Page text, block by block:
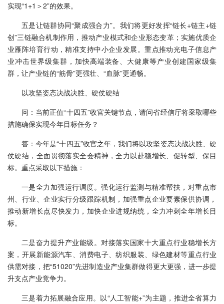
实现“1+1＞2”的效果。
五是让链群协同“聚成强合力”。我们将更好发挥“链长+链主+链
创”三链融合机制作用，推动产业模式和企业形态变革；实施优质企
业雁阵培育行动，精准支持中小企业发展。重点推动光电子信息产
业冲击世界级集群，加快高端装备、大健康等产业创建国家级集
群，让产业链的“筋骨”更强壮、“血脉”更通畅。
以攻坚姿态决战决胜、硬仗硬结
问：当前正值“十四五”收官关键节点，请问省经信厅将采取哪些
措施确保实现今年目标任务？
答：今年是“十四五”收官之年，我们将以攻坚姿态决战决胜、硬
仗硬结，全面贯彻落实全会精神，全力以赴稳增长、促转型、保目
标。重点采取以下措施：
一是全力加强运行调度。强化运行监测与精准帮扶，对重点市
州、行业、企业实行分级跟踪机制，加强重点企业要素保供协调，
推动新增长点尽快发力，加快企业进规纳统，全力冲刺全年增长目
标。
二是奋力提升产业能级。对接落实国家十大重点行业稳增长方
案，开展新能源汽车、消费电子、纺织服装、绿色建材等重点行业
供需对接，把“51020”先进制造业产业集群做得更大更强，进一步提
升支点产业竞争力。
三是着力拓展融合应用。以“人工智能+”为主题，推进全省算力